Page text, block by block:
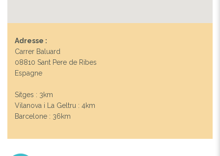
Adresse :
Carrer Baluard
08810 Sant Pere de Ribes
Espagne
Sitges : 3km
Vilanova i La Geltru : 4km
Barcelone : 36km